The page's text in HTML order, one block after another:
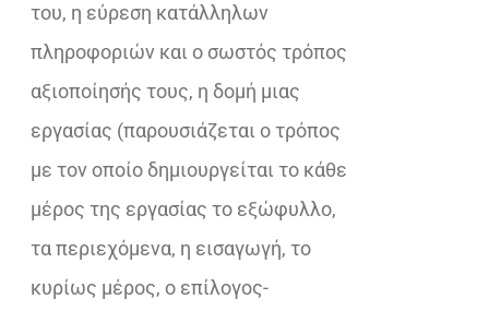
του, η εύρεση κατάλληλων
πληροφοριών και ο σωστός τρόπος
αξιοποίησής τους, η δοµή µιας
εργασίας (παρουσιάζεται ο τρόπος
µε τον οποίο δηµιουργείται το κάθε
µέρος της εργασίας το εξώφυλλο,
τα περιεχόµενα, η εισαγωγή, το
κυρίως µέρος, ο επίλογος-